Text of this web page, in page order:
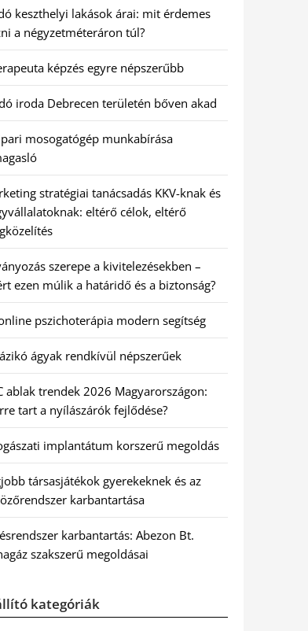
keszthelyi lakások árai: mit érdemes
a négyzetméteráron túl?
képzés egyre népszerűbb
iroda Debrecen területén bőven akad
mosogatógép munkabírása
stratégiai tanácsadás KKV-knak és
eltérő célok, eltérő
szerepe a kivitelezésekben –
ezen múlik a határidő és a biztonság?
pszichoterápia modern segítség
ágyak rendkívül népszerűek
ablak trendek 2026 Magyarországon:
tart a nyílászárók fejlődése?
implantátum korszerű megoldás
társasjátékok gyerekeknek és az
karbantartása
karbantartás: Abezon Bt.
szakszerű megoldásai
kategóriák